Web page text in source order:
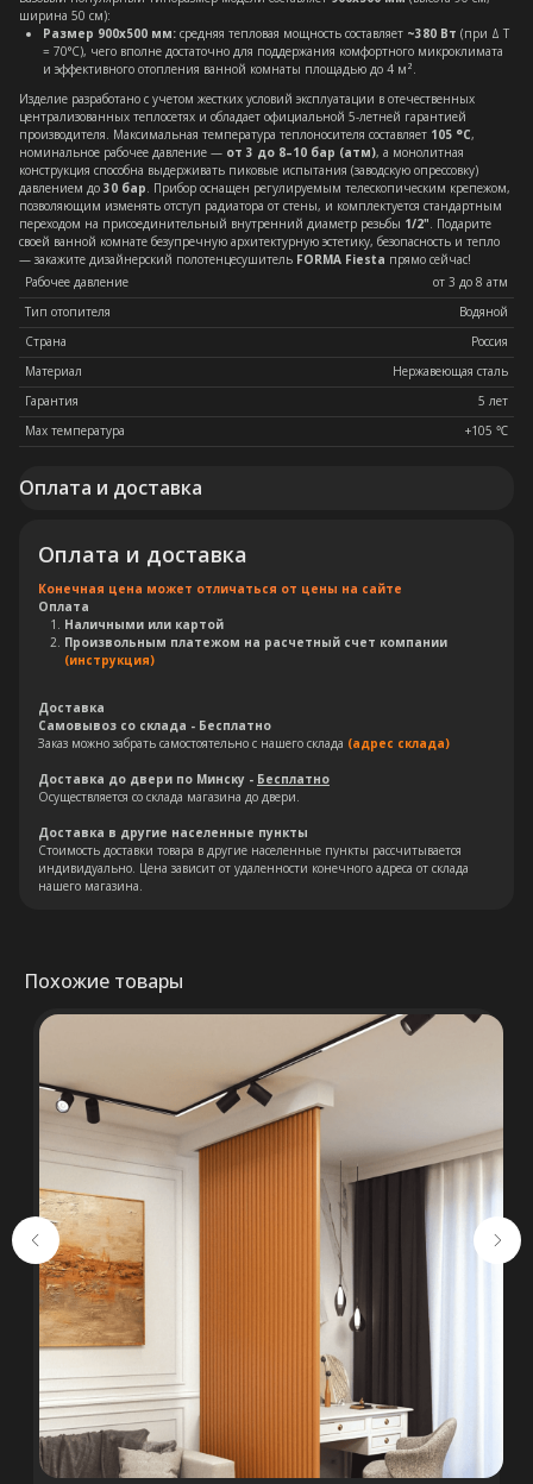
ширина 50 см):
Размер 900х500 мм: средняя тепловая мощность составляет ~380 Вт (при Δ T
= 70°C), чего вполне достаточно для поддержания комфортного микроклимата
и эффективного отопления ванной комнаты площадью до 4 м².
Изделие разработано с учетом жестких условий эксплуатации в отечественных
централизованных теплосетях и обладает официальной 5-летней гарантией
производителя. Максимальная температура теплоносителя составляет 105 °C,
номинальное рабочее давление — от 3 до 8–10 бар (атм), а монолитная
конструкция способна выдерживать пиковые испытания (заводскую опрессовку)
давлением до 30 бар. Прибор оснащен регулируемым телескопическим крепежом,
позволяющим изменять отступ радиатора от стены, и комплектуется стандартным
переходом на присоединительный внутренний диаметр резьбы 1/2". Подарите
своей ванной комнате безупречную архитектурную эстетику, безопасность и тепло
— закажите дизайнерский полотенцесушитель FORMA Fiesta прямо сейчас!
Рабочее давление
от 3 до 8 атм
Тип отопителя
Водяной
Страна
Россия
Материал
Нержавеющая сталь
Гарантия
5 лет
Max температура
+105 ℃
Оплата и доставка
Оплата и доставка
Конечная цена может отличаться от цены на сайте
Оплата
Наличными или картой
Произвольным платежом на расчетный счет компании
(инструкция)
Доставка
Самовывоз со склада - Бесплатно
Заказ можно забрать самостоятельно с нашего склада (адрес склада)
Доставка до двери по Минску - Бесплатно
Осуществляется со склада магазина до двери.
Доставка в другие населенные пункты
Стоимость доставки товара в другие населенные пункты рассчитывается
индивидуально. Цена зависит от удаленности конечного адреса от склада
нашего магазина.
Похожие товары
Остались вопросы?
Оставьте свои контакты. Наш
специалист свяжется с Вами в
кратчайшие сроки. Мы знаем
+375 (29) 652 34 03
ООО «ТермоАльянс», РБ, 220062, г.
Минск пр-т Победителей 131, оф.68 УНП
692071529, р/с BY38 ALFA 3012 2327
5000 2027 0000, в ЗАО «Альфа-Банк»,
код ALFABY2X, 220013 г. Минск, ул.